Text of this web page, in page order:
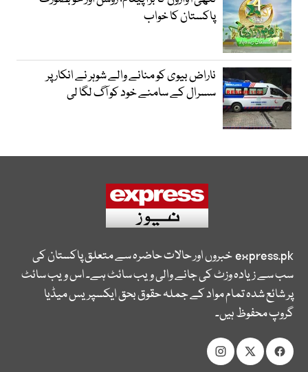
پاکستان کا خواب
ناراض بیوی کو منانے والے شوہر نے انکار پر
سسرال کے سامنے خود کو آگ لگا لی
express.pkخبروں اور حالات حاضرہ سے متعلق پاکستان کی
سب سے زیادہ وزٹ کی جانے والی ویب سائٹ ہے۔ اس ویب سائٹ
پر شائع شدہ تمام مواد کے جملہ حقوق بحق ایکسپریس میڈیا
گروپ محفوظ ہیں۔